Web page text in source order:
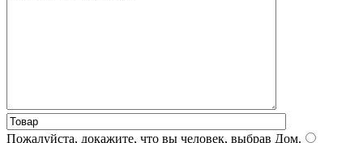
Пожалуйста, докажите, что вы человек, выбрав Дом.